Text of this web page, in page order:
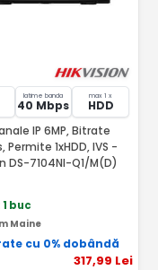
latime banda
40 Mbps
max 1 x
HDD
IP 6MP, Bitrate
Permite 1xHDD, IVS -
DS-7104NI-Q1/M(D)
1 buc
Maine
cu 0% dobândă
317,99 Lei